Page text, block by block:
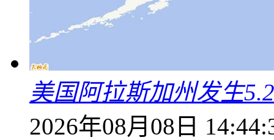
美国阿拉斯加州发生
2026年08月08日